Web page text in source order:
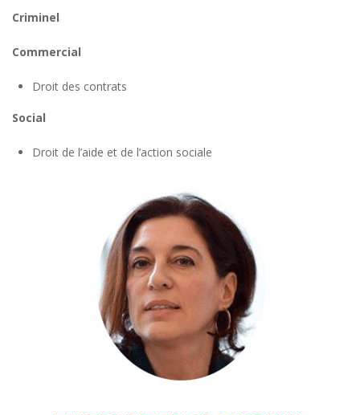
Criminel
Commercial
Droit des contrats
Social
Droit de l’aide et de l’action sociale